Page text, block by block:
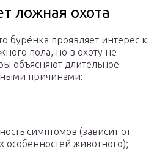
ложная охота
бурёнка проявляет интерес к
пола, но в охоту не
объясняют длительное
причинами:
симптомов (зависит от
особенностей животного);